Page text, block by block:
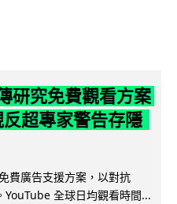
研究免費觀看方案
超專家警告存隱
費廣告支援方案，以對抗
全球日均觀看時間...